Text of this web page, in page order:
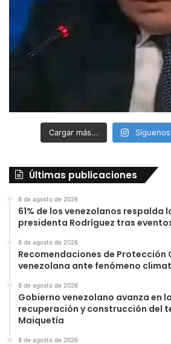
Cargar más...
Últimas publicaciones
8 de agosto de 2026
61% de los venezolanos respalda
presidenta Rodríguez tras
8 de agosto de 2026
Recomendaciones de Protección
venezolana ante fenómeno
8 de agosto de 2026
Gobierno venezolano avanza en
recuperación y construcción del
Maiquetía
8 de agosto de 2026